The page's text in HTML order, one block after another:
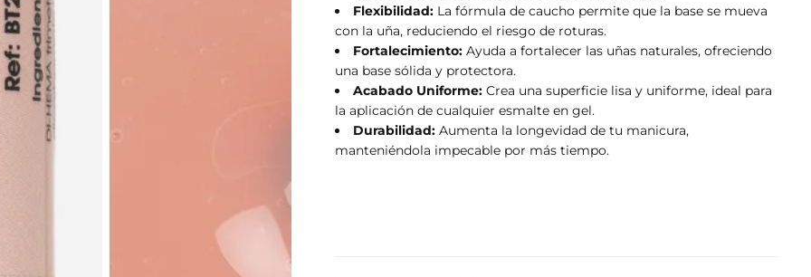
Flexibilidad: La fórmula de caucho permite que la base se mueva
con la uña, reduciendo el riesgo de roturas.
Fortalecimiento: Ayuda a fortalecer las uñas naturales, ofreciendo
una base sólida y protectora.
Acabado Uniforme: Crea una superficie lisa y uniforme, ideal para
la aplicación de cualquier esmalte en gel.
Durabilidad: Aumenta la longevidad de tu manicura,
manteniéndola impecable por más tiempo.